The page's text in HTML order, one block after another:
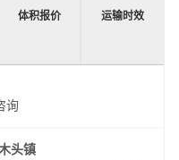
体积报价 运输时效
询
头镇